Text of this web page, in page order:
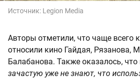
Источник: Legion Media
Авторы отметили, что чаще всего
относили кино Гайдая, Рязанова,
Балабанова. Также оказалось,
зачастую уже не знают, что